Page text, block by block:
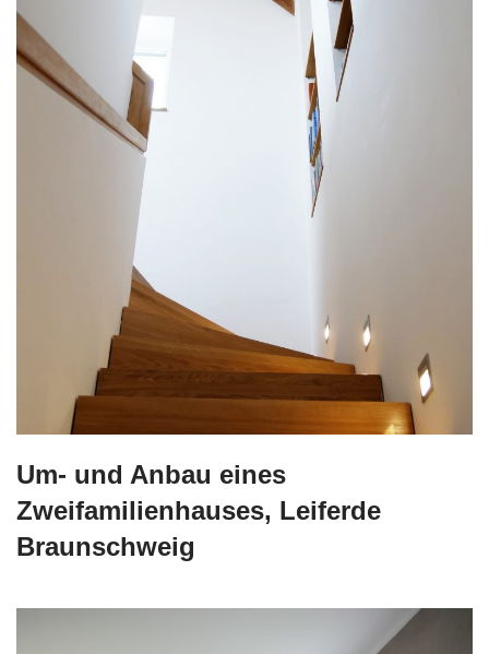
Um- und Anbau eines
Zweifamilienhauses, Leiferde
Braunschweig